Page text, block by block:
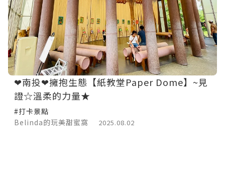
❤南投❤擁抱生態【紙教堂Paper Dome】~見
證☆溫柔的力量★
#打卡景點
Belinda的玩美甜蜜窩
2025.08.02